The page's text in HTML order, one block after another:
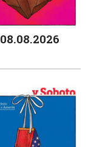
08.08.2026